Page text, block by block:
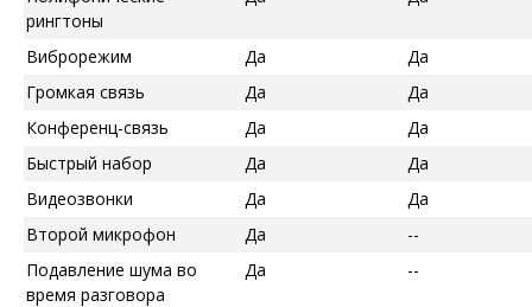
рингтоны
Виброрежим Да
Да
Громкая связь
Да
Да
Конференц-связь
Да
Да
Быстрый набор
Да
Да
Видеозвонки
Да
Да
Второй микрофон
Да
--
Подавление шума во
время разговора
Да --